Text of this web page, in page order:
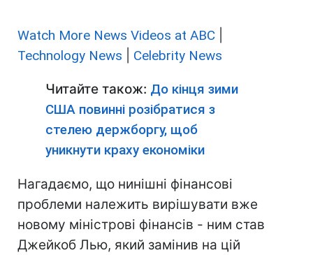
Watch More News Videos at ABC
Technology News
Celebrity News
Читайте також: До кінця зими
США повинні розібратися з
стелею держборгу, щоб
уникнути краху економіки
Нагадаємо, що нинішні фінансові
проблеми належить вирішувати вже
новому міністрові фінансів - ним став
Джейкоб Лью, який замінив на цій